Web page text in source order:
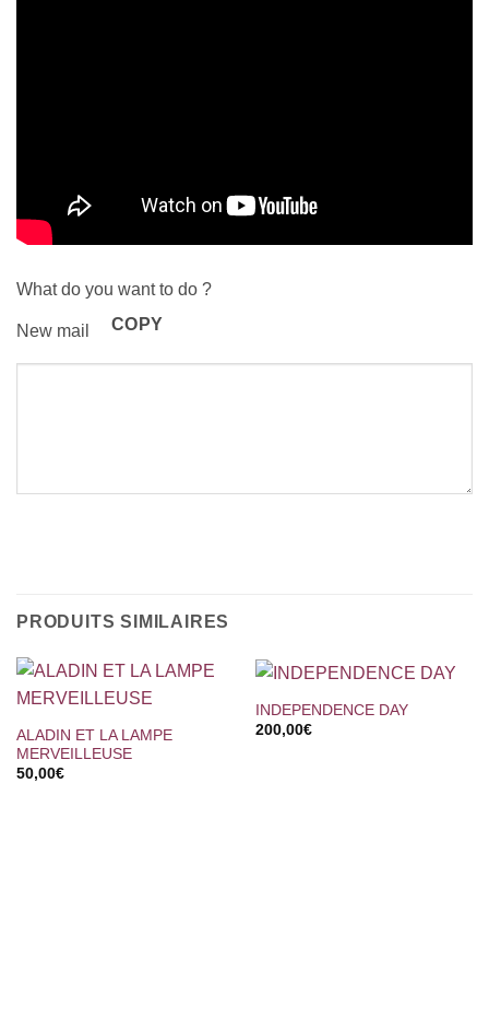
What do you want to do ?
New mail COPY
PRODUITS SIMILAIRES
ALADIN ET LA LAMPE
MERVEILLEUSE
50,00€
INDEPENDENCE DAY
200,00€